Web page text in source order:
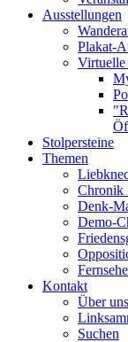
Ausstellungen
Plakat-
Virtuelle
Stolpersteine
Themen
Chronik
Denk-
Demo-
Kontakt
Über uns
Suchen